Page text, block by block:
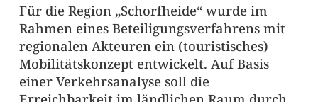
Für die Region „Schorfheide“ wurde im
Rahmen eines Beteiligungsverfahrens mit
regionalen Akteuren ein (touristisches)
Mobilitätskonzept entwickelt. Auf Basis
einer Verkehrsanalyse soll die